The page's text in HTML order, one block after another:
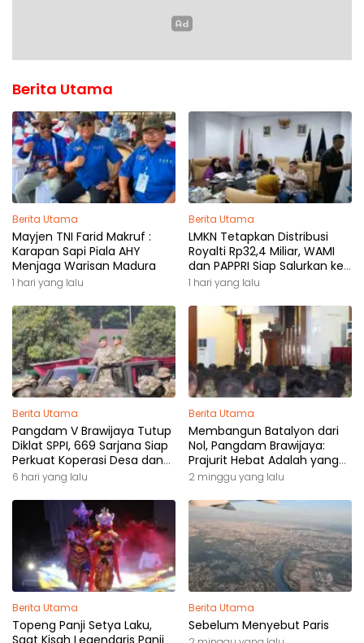
Berita Utama
Berita Utama
Mayjen TNI Farid Makruf :
Karapan Sapi Piala AHY
Menjaga Warisan Madura
1 hari yang lalu
Berita Utama
LMKN Tetapkan Distribusi
Royalti Rp32,4 Miliar, WAMI
dan PAPPRI Siap Salurkan ke
Pemilik Hak
1 hari yang lalu
Berita Utama
Pangdam V Brawijaya Tutup
Diklat SPPI, 669 Sarjana Siap
Perkuat Koperasi Desa dan
Kampung Nelayan
6 hari yang lalu
Berita Utama
Membangun Batalyon dari
Nol, Pangdam Brawijaya:
Prajurit Hebat Adalah yang
Dibutuhkan Rakyat
2 minggu yang lalu
Berita Utama
Topeng Panji Setya Laku,
Berita Utama
Sebelum Menyebut Paris